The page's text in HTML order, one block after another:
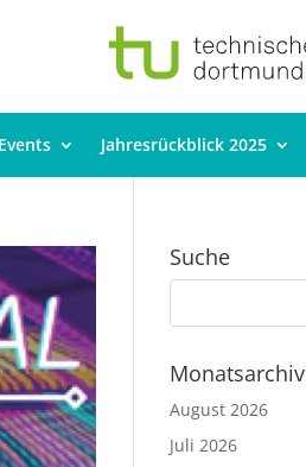
Events Jahresrückblick 2025
Suche
Monatsarchiv
August 2026
Juli 2026